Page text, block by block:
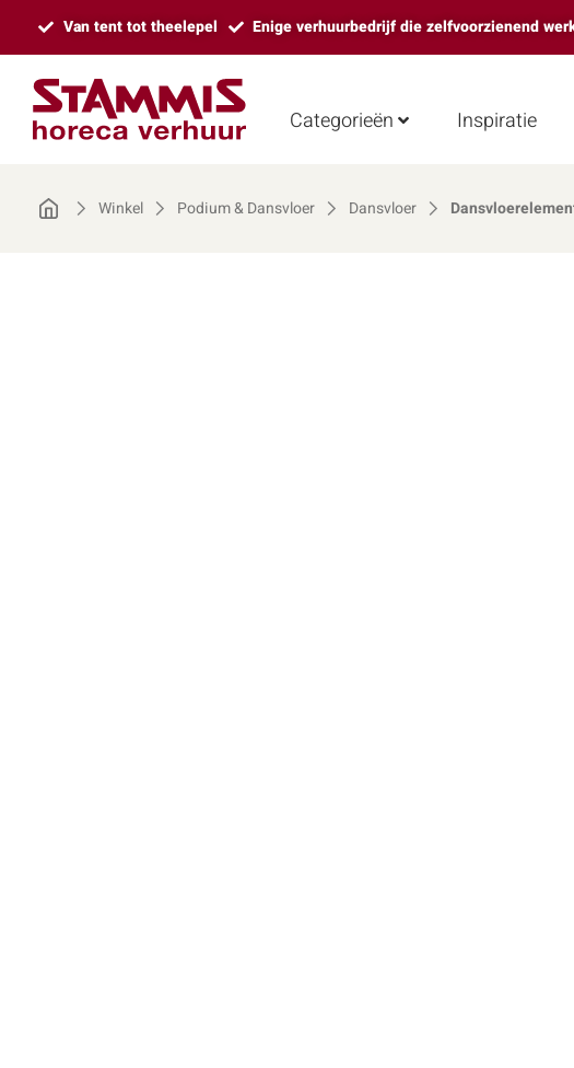
Van tent tot theelepel Enige verhuurbedrijf die zelfvoorzienend
Categorieën Inspiratie
Winkel Podium & Dansvloer Dansvloer